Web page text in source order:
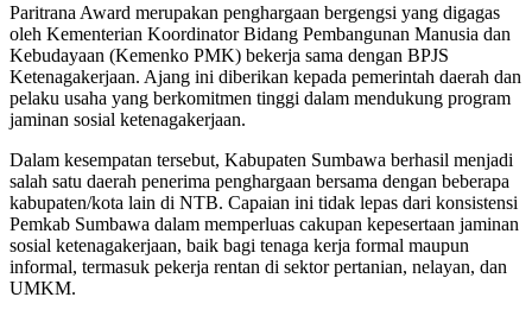
Paritrana Award merupakan penghargaan bergengsi yang digagas
oleh Kementerian Koordinator Bidang Pembangunan Manusia dan
Kebudayaan (Kemenko PMK) bekerja sama dengan BPJS
Ketenagakerjaan. Ajang ini diberikan kepada pemerintah daerah dan
pelaku usaha yang berkomitmen tinggi dalam mendukung program
jaminan sosial ketenagakerjaan.
Dalam kesempatan tersebut, Kabupaten Sumbawa berhasil menjadi
salah satu daerah penerima penghargaan bersama dengan beberapa
kabupaten/kota lain di NTB. Capaian ini tidak lepas dari konsistensi
Pemkab Sumbawa dalam memperluas cakupan kepesertaan jaminan
sosial ketenagakerjaan, baik bagi tenaga kerja formal maupun
informal, termasuk pekerja rentan di sektor pertanian, nelayan, dan
UMKM.